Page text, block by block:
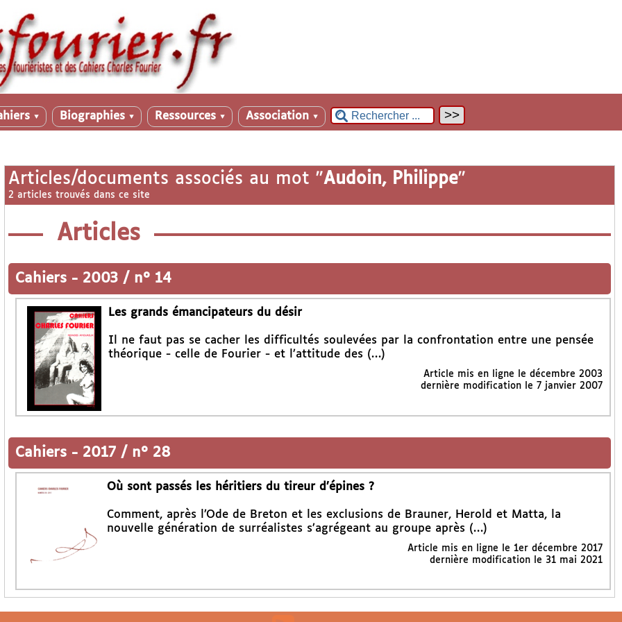
▼ Biographies ▼ Ressources ▼ Association ▼
Articles/documents associés au mot "Audoin, Philippe"
2 articles trouvés dans ce site
Articles
Cahiers - 2003 / n° 14
Les grands émancipateurs du désir
Il ne faut pas se cacher les difficultés soulevées par la confrontation entre une pensée
théorique - celle de Fourier - et l’attitude des (…)
Article mis en ligne le décembre 2003
dernière modification le 7 janvier 2007
Cahiers - 2017 / n° 28
Où sont passés les héritiers du tireur d’épines ?
Comment, après l’Ode de Breton et les exclusions de Brauner, Herold et Matta, la
nouvelle génération de surréalistes s’agrégeant au groupe après (…)
Article mis en ligne le 1er décembre 2017
dernière modification le 31 mai 2021